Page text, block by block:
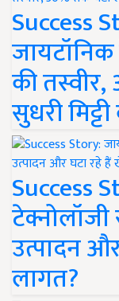
Success
की
सुधरी
Success
उत्पादन
लागत?